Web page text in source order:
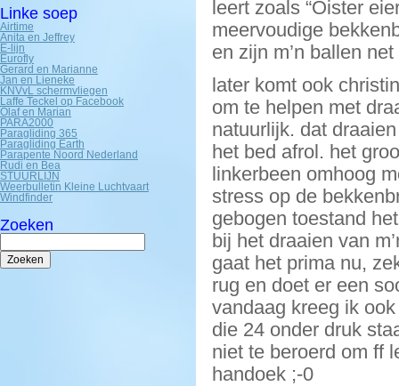
Linke soep
Airtime
Anita en Jeffrey
E-lijn
Eurofly
Gerard en Marianne
Jan en Lieneke
KNVvL schermvliegen
Laffe Teckel op Facebook
Olaf en Marian
PARA2000
Paragliding 365
Paragliding Earth
Parapente Noord Nederland
Rudi en Bea
STUURLIJN
Weerbulletin Kleine Luchtvaart
Windfinder
Zoeken
Zoeken
naar:
leert zoals “Oister
meervoudige
en zijn m’n ballen
later komt ook
om te helpen met
natuurlijk. dat
het bed afrol. het
linkerbeen omhoog
stress op de
gebogen toestand
bij het draaien van
gaat het prima nu,
rug en doet er een
vandaag kreeg ik
die 24 onder druk
niet te beroerd om ff
handoek ;-0